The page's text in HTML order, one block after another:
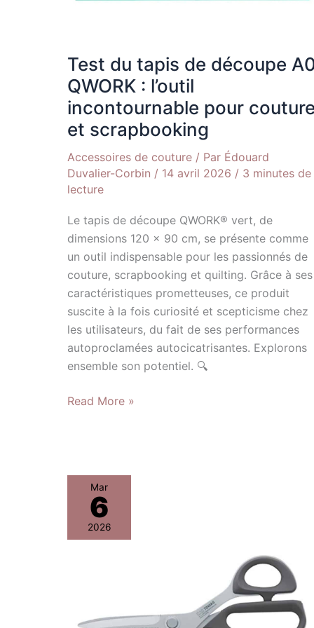
Test du tapis de découpe
QWORK : l’outil
incontournable pour couture
et scrapbooking
Accessoires de couture / Par Édouard
Duvalier-Corbin / 14 avril 2026 / 3 minutes de
lecture
Le tapis de découpe QWORK® vert, de
dimensions 120 x 90 cm, se présente comme
un outil indispensable pour les passionnés de
couture, scrapbooking et quilting. Grâce à ses
caractéristiques prometteuses, ce produit
suscite à la fois curiosité et scepticisme chez
les utilisateurs, du fait de ses performances
autoproclamées autocicatrisantes. Explorons
ensemble son potentiel. 🔍
Read More »
Mar
6
2026
ciseaux
KAI